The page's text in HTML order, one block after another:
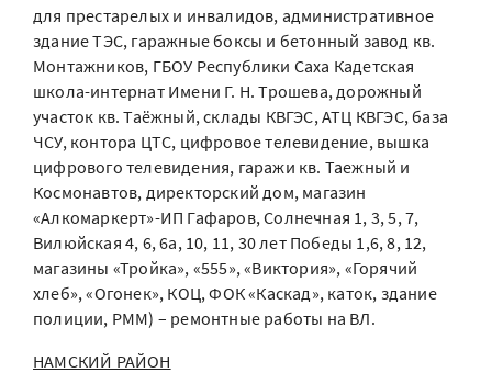
для престарелых и инвалидов, административное
здание ТЭС, гаражные боксы и бетонный завод кв.
Монтажников, ГБОУ Республики Саха Кадетская
школа-интернат Имени Г. Н. Трошева, дорожный
участок кв. Таёжный, склады КВГЭС, АТЦ КВГЭС, база
ЧСУ, контора ЦТС, цифровое телевидение, вышка
цифрового телевидения, гаражи кв. Таежный и
Космонавтов, директорский дом, магазин
«Алкомаркерт»-ИП Гафаров, Солнечная 1, 3, 5, 7,
Вилюйская 4, 6, 6а, 10, 11, 30 лет Победы 1,6, 8, 12,
магазины «Тройка», «555», «Виктория», «Горячий
хлеб», «Огонек», КОЦ, ФОК «Каскад», каток, здание
полиции, РММ) – ремонтные работы на ВЛ.
НАМСКИЙ РАЙОН